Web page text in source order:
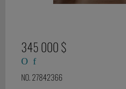
345 000 $
NO. 27842366